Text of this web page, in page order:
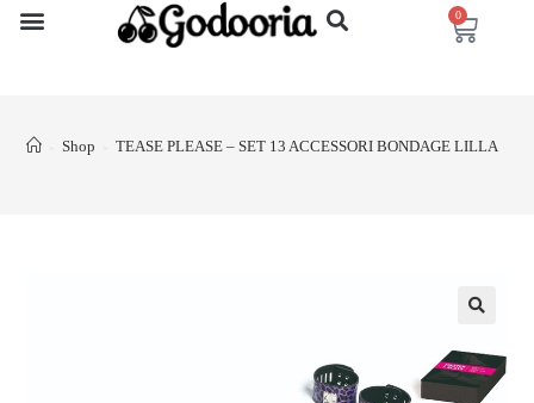
0
> Shop > TEASE PLEASE – SET 13 ACCESSORI BONDAGE LILLA